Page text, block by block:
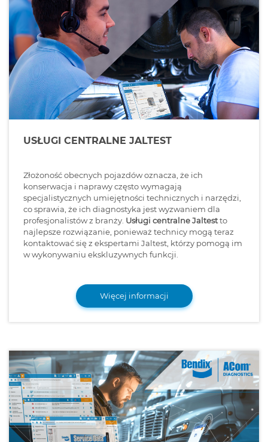
USŁUGI CENTRALNE JALTEST
Złożoność obecnych pojazdów oznacza, że ​​ich
konserwacja i naprawy często wymagają
specjalistycznych umiejętności technicznych i narzędzi,
co sprawia, że ​​ich diagnostyka jest wyzwaniem dla
profesjonalistów z branży. Usługi centralne Jaltestto
najlepsze rozwiązanie, ponieważ technicy mogą teraz
kontaktować się z ekspertami Jaltest, którzy pomogą im
w wykonywaniu ekskluzywnych funkcji.
Więcej informacji